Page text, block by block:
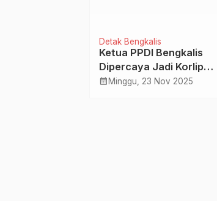
Detak Bengkalis
Ketua PPDI Bengkalis
Dipercaya Jadi Korlip
KPK Tipikor Wilayah Riau
calendar_month Minggu, 23 Nov 2025